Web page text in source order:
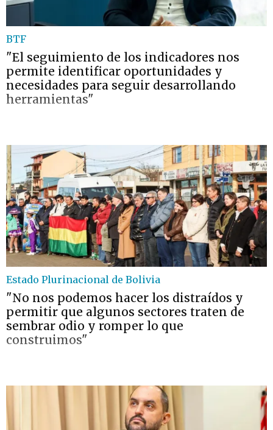
BTF
"El seguimiento de los indicadores nos
permite identificar oportunidades y
necesidades para seguir desarrollando
herramientas"
Estado Plurinacional de Bolivia
"No nos podemos hacer los distraídos y
permitir que algunos sectores traten de
sembrar odio y romper lo que
construimos"